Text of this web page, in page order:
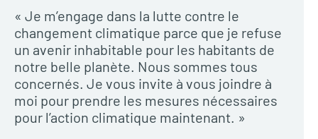
« Je m’engage dans la lutte contre le
changement climatique parce que je refuse
un avenir inhabitable pour les habitants de
notre belle planète. Nous sommes tous
concernés. Je vous invite à vous joindre à
moi pour prendre les mesures nécessaires
pour l’action climatique maintenant. »